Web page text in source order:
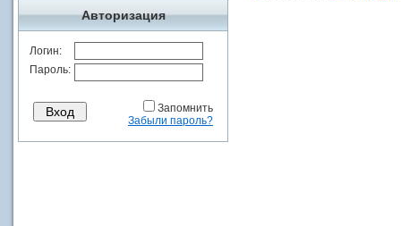
Авторизация
Логин:
Пароль:
Запомнить
Забыли пароль?